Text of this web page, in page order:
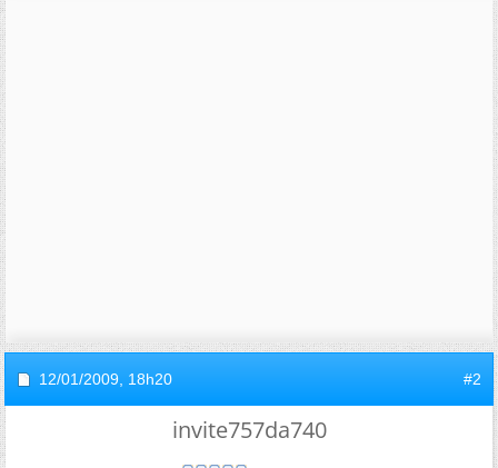
12/01/2009, 18h20 #2
invite757da740